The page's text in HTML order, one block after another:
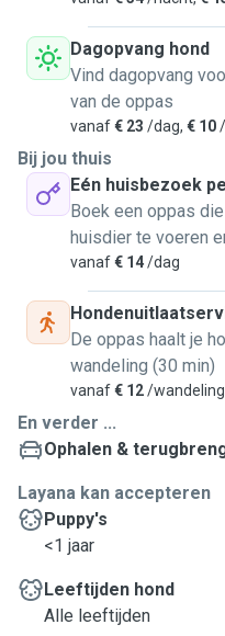
Dagopvang hond
Vind dagopvang
van de oppas
vanaf€ 23 /dag, € 10
Bij jou thuis
Eén huisbezoek
Boek een oppas
huisdier te voeren
vanaf€ 14/dag
De oppas haalt je
wandeling (30 min)
vanaf€ 12/
En verder ...
Ophalen &
Layana kan accepteren
Puppy's
<1 jaar
Leeftijden hond
Alle leeftijden